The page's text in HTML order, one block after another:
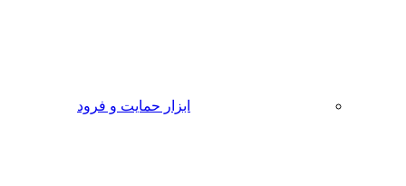
ابزار حمایت و فرود